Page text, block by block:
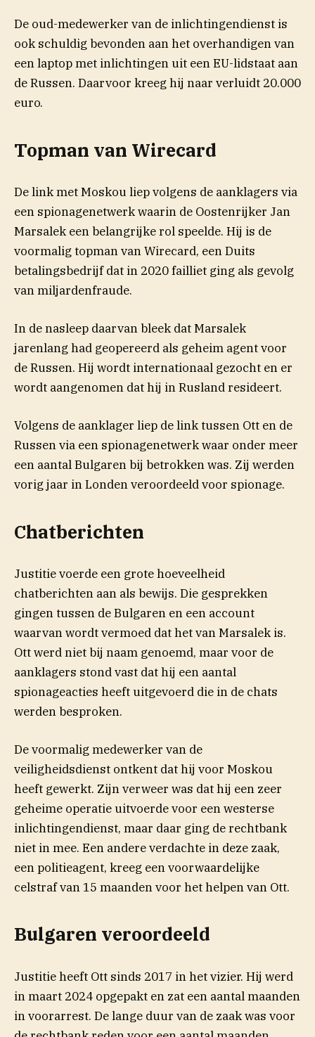
De oud-medewerker van de inlichtingendienst is
ook schuldig bevonden aan het overhandigen van
een laptop met inlichtingen uit een EU-lidstaat aan
de Russen. Daarvoor kreeg hij naar verluidt 20.000
euro.
Topman van Wirecard
De link met Moskou liep volgens de aanklagers via
een spionagenetwerk waarin de Oostenrijker Jan
Marsalek een belangrijke rol speelde. Hij is de
voormalig topman van Wirecard, een Duits
betalingsbedrijf dat in 2020 failliet ging als gevolg
van miljardenfraude.
In de nasleep daarvan bleek dat Marsalek
jarenlang had geopereerd als geheim agent voor
de Russen. Hij wordt internationaal gezocht en er
wordt aangenomen dat hij in Rusland resideert.
Volgens de aanklager liep de link tussen Ott en de
Russen via een spionagenetwerk waar onder meer
een aantal Bulgaren bij betrokken was. Zij werden
vorig jaar in Londen veroordeeld voor spionage.
Chatberichten
Justitie voerde een grote hoeveelheid
chatberichten aan als bewijs. Die gesprekken
gingen tussen de Bulgaren en een account
waarvan wordt vermoed dat het van Marsalek is.
Ott werd niet bij naam genoemd, maar voor de
aanklagers stond vast dat hij een aantal
spionageacties heeft uitgevoerd die in de chats
werden besproken.
De voormalig medewerker van de
veiligheidsdienst ontkent dat hij voor Moskou
heeft gewerkt. Zijn verweer was dat hij een zeer
geheime operatie uitvoerde voor een westerse
inlichtingendienst, maar daar ging de rechtbank
niet in mee. Een andere verdachte in deze zaak,
een politieagent, kreeg een voorwaardelijke
celstraf van 15 maanden voor het helpen van Ott.
Bulgaren veroordeeld
Justitie heeft Ott sinds 2017 in het vizier. Hij werd
in maart 2024 opgepakt en zat een aantal maanden
in voorarrest. De lange duur van de zaak was voor